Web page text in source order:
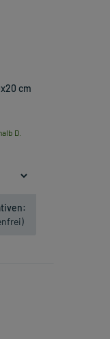
cm
D.